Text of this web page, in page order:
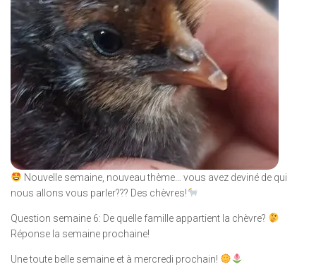
Nouvelle semaine, nouveau thème… vous avez deviné de qui
nous allons vous parler??? Des chèvres!
Question semaine 6: De quelle famille appartient la chèvre?
Réponse la semaine prochaine!
Une toute belle semaine et à mercredi prochain!